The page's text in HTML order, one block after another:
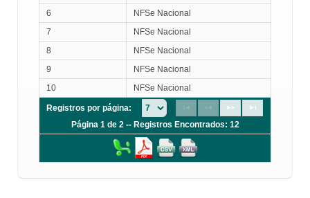
6
NFSe Nacional
7
NFSe Nacional
8
NFSe Nacional
9
NFSe Nacional
10
NFSe Nacional
Registros por página:
Página 1 de 2 -- Registros Encontrados: 12